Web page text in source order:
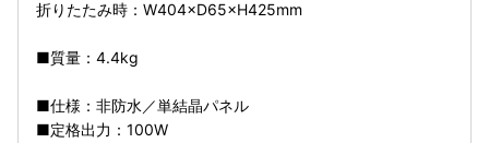
折りたたみ時：W404×D65×H425mm
■質量：4.4kg
■仕様：非防水／単結晶パネル
■定格出力：100W